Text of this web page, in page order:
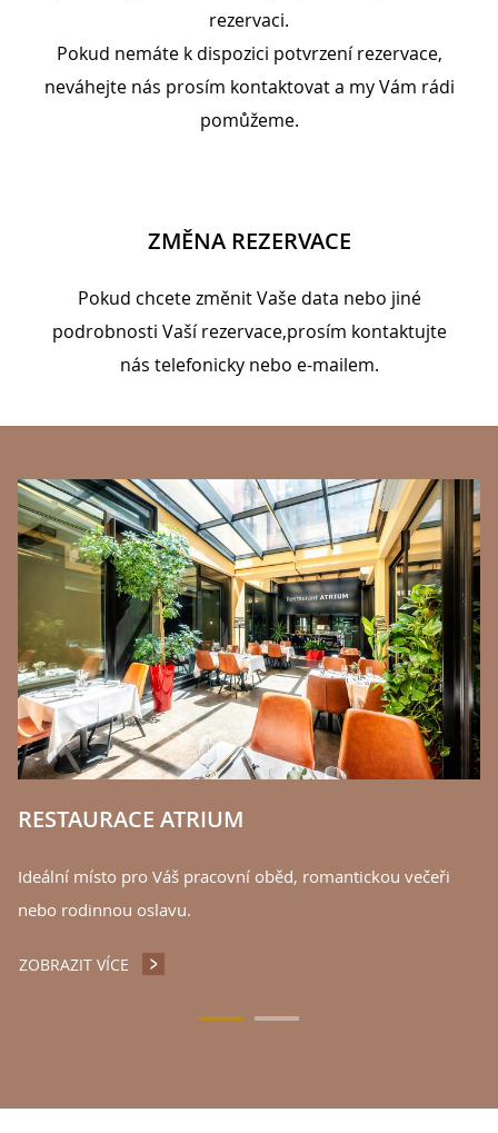
rezervaci.
Pokud nemáte k dispozici potvrzení rezervace,
neváhejte nás prosím kontaktovat a my Vám rádi
pomůžeme.
ZMĚNA REZERVACE
Pokud chcete změnit Vaše data nebo jiné
podrobnosti Vaší rezervace,prosím kontaktujte
nás telefonicky nebo e-mailem.
BANNERS
RESTAURACE ATRIUM
Ideální místo pro Váš pracovní oběd, romantickou večeři
nebo rodinnou oslavu.
ZOBRAZIT VÍCE RESTAURACE ATRIUM